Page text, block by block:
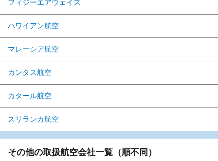
フィジーエアウェイズ
ハワイアン航空
マレーシア航空
カンタス航空
カタール航空
スリランカ航空
その他の取扱航空会社一覧（順不同）